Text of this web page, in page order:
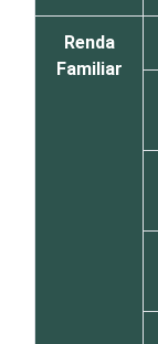
Renda
Familiar